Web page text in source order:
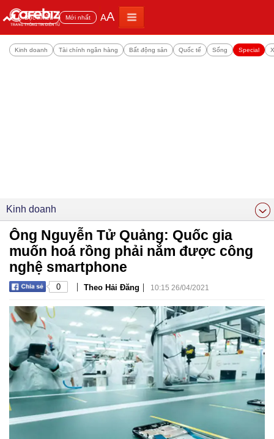
Đọc nhiều Mới nhất AA
Kinh doanh Tài chính ngân hàng Bất động sản Quốc tế Sống Special
Kinh doanh
Ông Nguyễn Tử Quảng: Quốc gia
muốn hoá rồng phải nắm được công
nghệ smartphone
0 | Theo Hải Đăng | 10:15 26/04/2021